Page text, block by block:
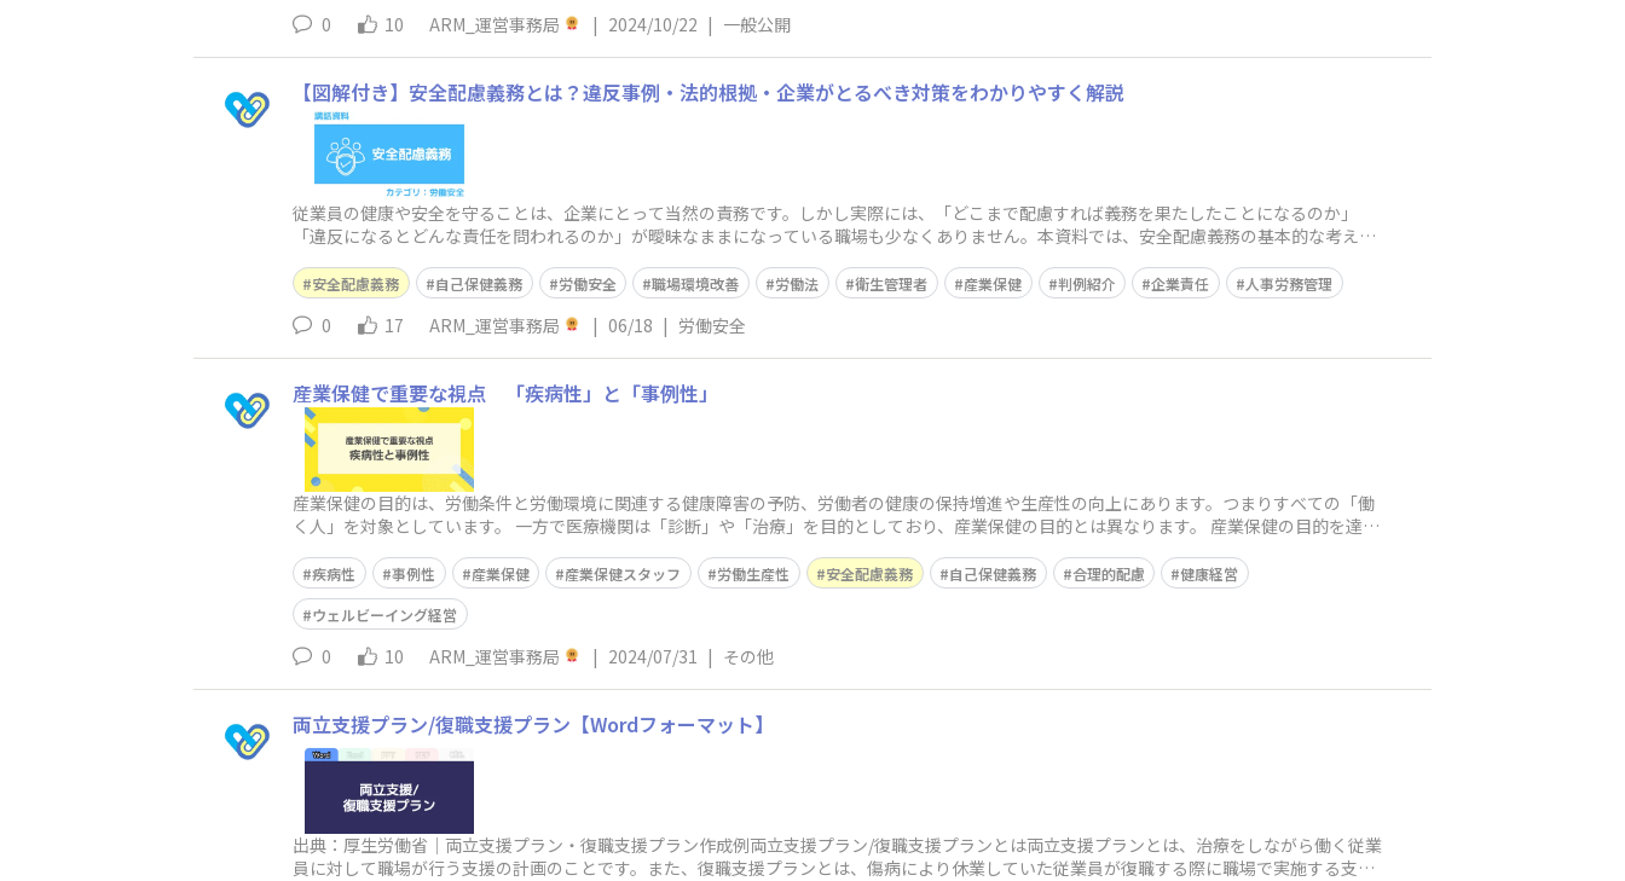
0 10 ARM_運営事務局 | 2024/10/22 | 一般公開
【図解付き】安全配慮義務とは？違反事例・法的根拠・企業がとるべき対策をわかりやすく解説
従業員の健康や安全を守ることは、企業にとって当然の責務です。しかし実際には、「どこまで配慮すれば義務を果たしたことになるのか」
「違反になるとどんな責任を問われるのか」が曖昧なままになっている職場も少なくありません。本資料では、安全配慮義務の基本的な考え方
安全配慮義務 自己保健義務 労働安全 職場環境改善 労働法 衛生管理者 産業保健 判例紹介 企業責任 人事労務管理
0 17 ARM_運営事務局 | 06/18 | 労働安全
産業保健で重要な視点 「疾病性」と「事例性」
産業保健の目的は、労働条件と労働環境に関連する健康障害の予防、労働者の健康の保持増進や生産性の向上にあります。つまりすべての「働
く人」を対象としています。 一方で医療機関は「診断」や「治療」を目的としており、産業保健の目的とは異なります。 産業保健の目的を達成
疾病性 事例性 産業保健 産業保健スタッフ 労働生産性 安全配慮義務 自己保健義務 合理的配慮
健康経営
ウェルビーイング経営
0 10 ARM_運営事務局 | 2024/07/31 | その他
両立支援プラン/復職支援プラン【Wordフォーマット】
出典：厚生労働省｜両立支援プラン・復職支援プラン作成例両立支援プラン/復職支援プランとは両立支援プランとは、治療をしながら働く従業
員に対して職場が行う支援の計画のことです。また、復職支援プランとは、傷病により休業していた従業員が復職する際に職場で実施する支援